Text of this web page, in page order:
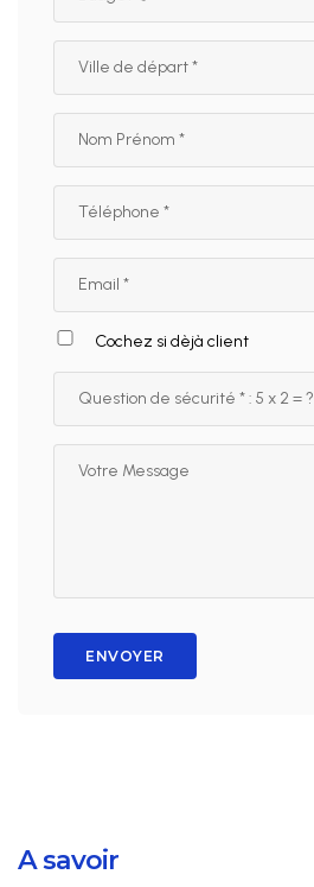
Cochez si dèjà client
ENVOYER
A savoir